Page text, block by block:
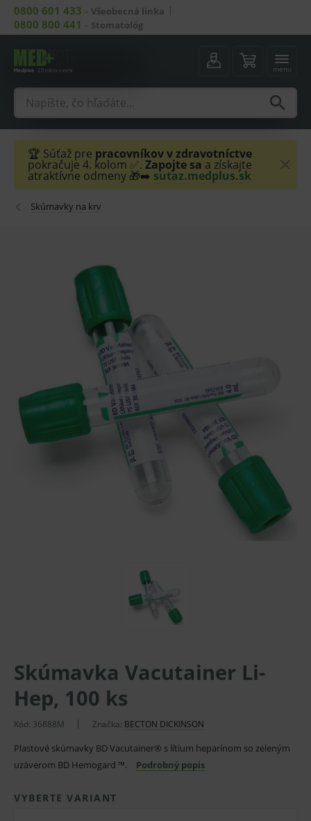
0800 601 433 – Všeobecná linka
0800 800 441 – Stomatológ
menu
🏆 Súťaž pre pracovníkov v zdravotníctve
pokračuje 4. kolom ✅. Zapojte sa a získajte
atraktívne odmeny 🎁➡️ sutaz.medplus.sk
Skúmavky na krv
Skúmavka Vacutainer Li-
Hep, 100 ks
Kód: 36888M Značka: BECTON DICKINSON
Plastové skúmavky BD Vacutainer® s lítium heparínom so zeleným
uzáverom BD Hemogard ™.
Podrobný popis
VYBERTE VARIANT